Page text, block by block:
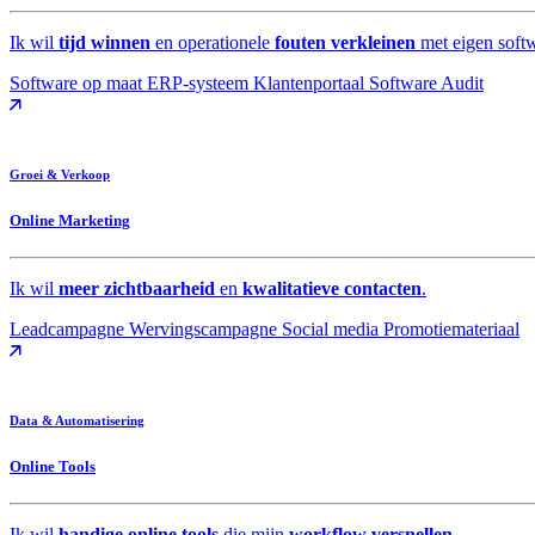
Ik wil tijd winnen en operationele fouten verkleinen met eigen
Software op maat ERP-systeem Klantenportaal Software Audit
Groei & Verkoop
Online Marketing
Ik wil meer zichtbaarheid en kwalitatieve contacten.
Leadcampagne Wervingscampagne Social media Promotiemateriaal
Data & Automatisering
Online Tools